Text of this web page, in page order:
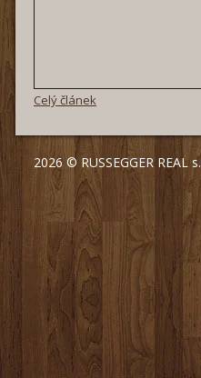
Celý článek
2026 © RUSSEGGER